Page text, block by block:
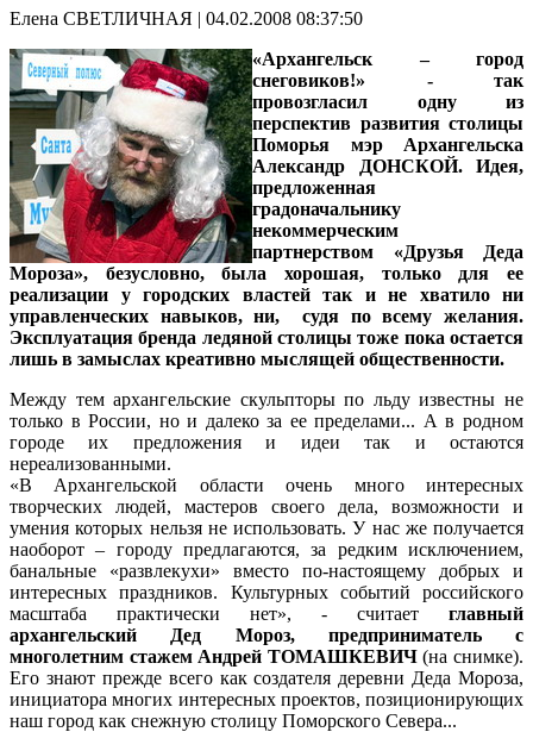
Елена СВЕТЛИЧНАЯ | 04.02.2008 08:37:50
«Архангельск – город
снеговиков!» - так
провозгласил одну из
перспектив развития столицы
Поморья мэр Архангельска
Александр ДОНСКОЙ. Идея,
предложенная
градоначальнику
некоммерческим
партнерством «Друзья Деда
Мороза», безусловно, была хорошая, только для ее
реализации у городских властей так и не хватило ни
управленческих навыков, ни, судя по всему желания.
Эксплуатация бренда ледяной столицы тоже пока остается
лишь в замыслах креативно мыслящей общественности.
Между тем архангельские скульпторы по льду известны не
только в России, но и далеко за ее пределами... А в родном
городе их предложения и идеи так и остаются
нереализованными.
«В Архангельской области очень много интересных
творческих людей, мастеров своего дела, возможности и
умения которых нельзя не использовать. У нас же получается
наоборот – городу предлагаются, за редким исключением,
банальные «развлекухи» вместо по-настоящему добрых и
интересных праздников. Культурных событий российского
масштаба практически нет», - считает главный
архангельский Дед Мороз, предприниматель с
многолетним стажем Андрей ТОМАШКЕВИЧ(на снимке).
Его знают прежде всего как создателя деревни Деда Мороза,
инициатора многих интересных проектов, позиционирующих
наш город как снежную столицу Поморского Севера...